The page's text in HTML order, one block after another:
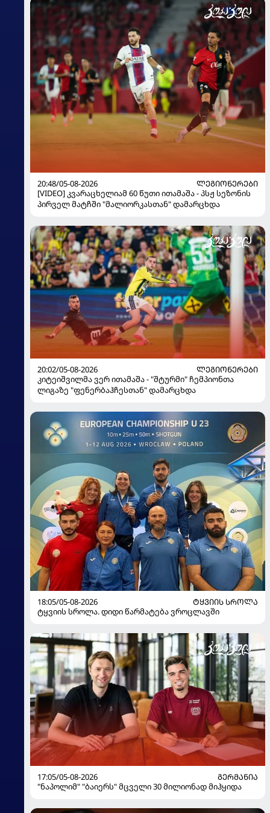
20:48/05-08-2026
ᲚᲔᲒᲘᲝᲜᲔᲠᲔᲑᲘ
[VIDEO] კვარაცხელიამ 60 წუთი ითამაშა - პსჟ სეზონის
პირველ მატჩში "მალიორკასთან" დამარცხდა
20:02/05-08-2026
ᲚᲔᲒᲘᲝᲜᲔᲠᲔᲑᲘ
კიტეიშვილმა ვერ ითამაშა - "შტურმი" ჩემპიონთა
ლიგაზე "ფენერბაჰჩესთან" დამარცხდა
18:05/05-08-2026
ᲢᲧᲕᲘᲘᲡ ᲡᲠᲝᲚᲐ
ტყვიის სროლა. დიდი წარმატება ვროცლავში
17:05/05-08-2026
ᲒᲔᲠᲛᲐᲜᲘᲐ
"ნაპოლიმ" "ბაიერს" მცველი 30 მილიონად მიჰყიდა